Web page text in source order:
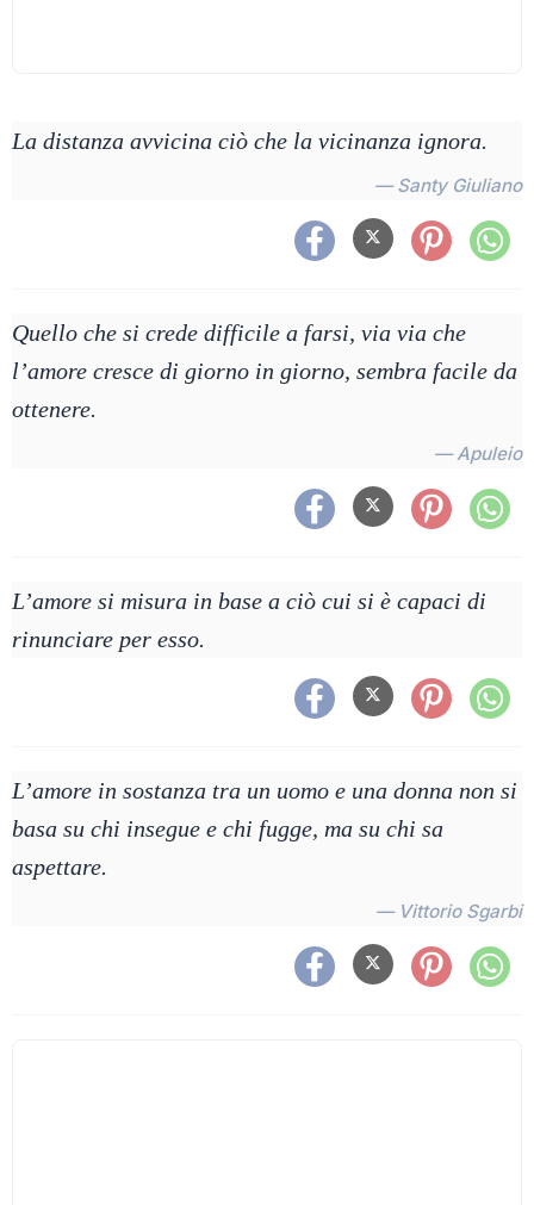
La distanza avvicina ciò che la vicinanza ignora.
— Santy Giuliano
Quello che si crede difficile a farsi, via via che
l’amore cresce di giorno in giorno, sembra facile da
ottenere.
— Apuleio
L’amore si misura in base a ciò cui si è capaci di
rinunciare per esso.
L’amore in sostanza tra un uomo e una donna non si
basa su chi insegue e chi fugge, ma su chi sa
aspettare.
— Vittorio Sgarbi